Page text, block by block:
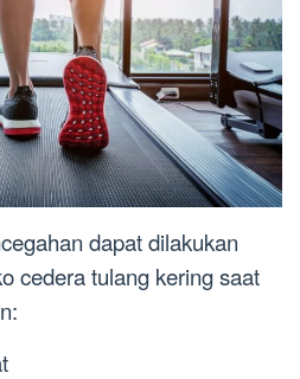
dapat dilakukan
cedera tulang kering saat